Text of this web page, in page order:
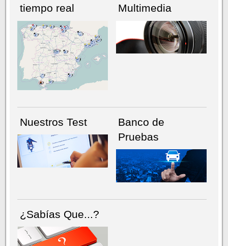
NÚMERO ACTUALHEMEROTECA
tiempo real
Multimedia
Nuestros Test
Banco de
Pruebas
¿Sabías Que...?